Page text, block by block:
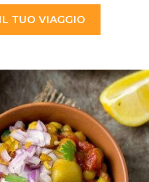
TUO VIAGGIO